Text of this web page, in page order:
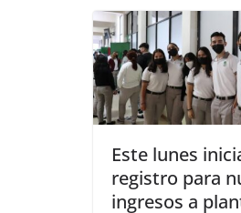
Este lunes
registro para
ingresos a